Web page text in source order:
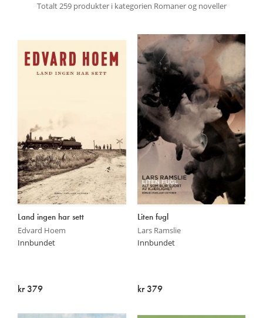
Totalt259produkter i kategorien Romaner og noveller
Land ingen har sett
Edvard Hoem
Innbundet
kr 379
Liten fugl
Lars Ramslie
Innbundet
kr 379